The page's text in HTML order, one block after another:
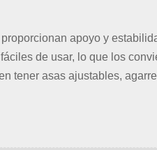
apoyo y
de usar, lo que los
tener asas ajustables,